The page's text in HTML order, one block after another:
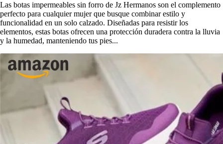
Las botas impermeables sin forro de Jz Hermanos son el complemento
perfecto para cualquier mujer que busque combinar estilo y
funcionalidad en un solo calzado. Diseñadas para resistir los
elementos, estas botas ofrecen una protección duradera contra la lluvia
y la humedad, manteniendo tus pies...